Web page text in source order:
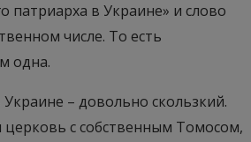
патриарха в Украине» и слово
числе. То есть
одна.
– довольно скользкий.
церковь с собственным Томосом,